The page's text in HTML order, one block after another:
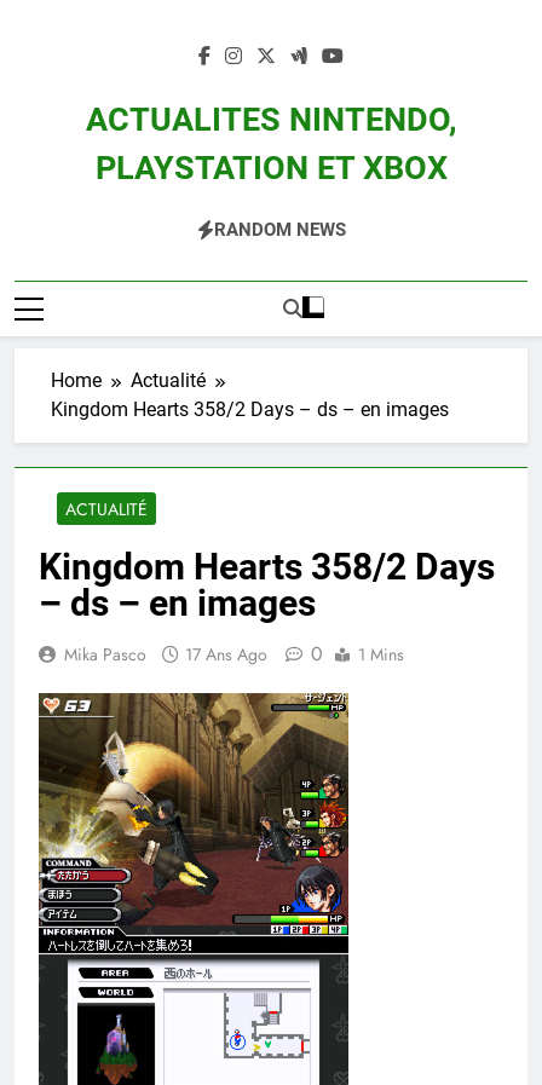
ACTUALITES NINTENDO,
PLAYSTATION ET XBOX
Zelda, Splatoon, Pokemon Entre Autres
RANDOM NEWS
Home
Actualité
Kingdom Hearts 358/2 Days – ds – en images
ACTUALITÉ
Kingdom Hearts 358/2 Days
– ds – en images
Mika Pasco 17 Ans Ago 0 1 Mins